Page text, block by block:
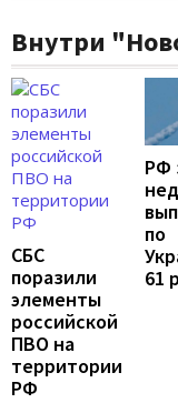
Внутри
СБС
поразили
элементы
российской
ПВО на
территории
РФ
РФ
по
61